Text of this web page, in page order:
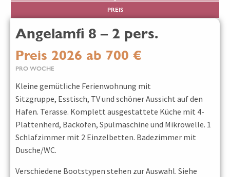
PREIS
Angelamfi 8 – 2 pers.
Preis 2026 ab 700 €
PRO WOCHE
Kleine gemütliche Ferienwohnung mit
Sitzgruppe, Esstisch, TV und schöner Aussicht auf den
Hafen. Terasse. Komplett ausgestattete Küche mit 4-
Plattenherd, Backofen, Spülmaschine und Mikrowelle. 1
Schlafzimmer mit 2 Einzelbetten. Badezimmer mit
Dusche/WC.
Verschiedene Bootstypen stehen zur Auswahl. Siehe